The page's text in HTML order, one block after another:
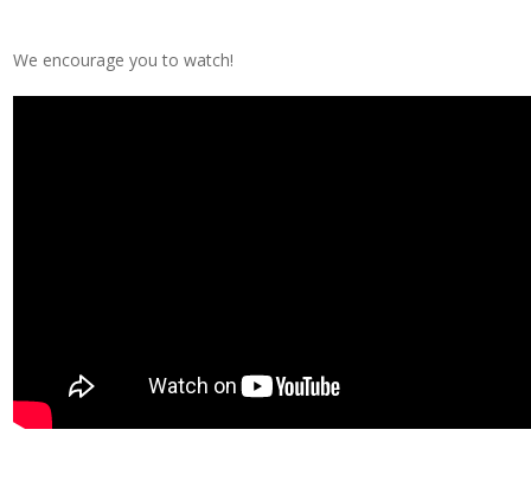
We encourage you to watch!